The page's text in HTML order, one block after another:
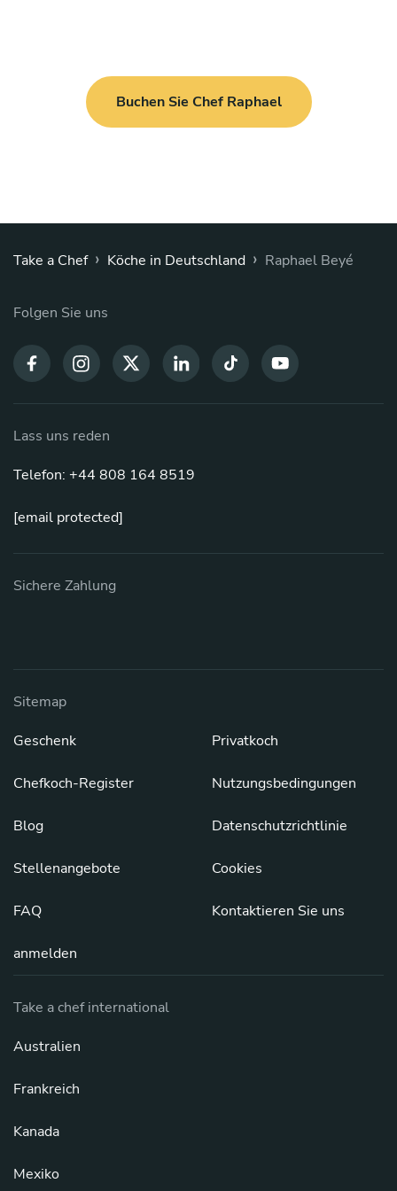
Buchen Sie Chef Raphael
Take a Chef › Köche in Deutschland › Raphael Beyé
Folgen Sie uns
Lass uns reden
Telefon: +44 808 164 8519
[email protected]
Sichere Zahlung
Sitemap
Geschenk
Chefkoch-Register
Blog
Stellenangebote
FAQ
anmelden
Privatkoch
Nutzungsbedingungen
Datenschutzrichtlinie
Cookies
Kontaktieren Sie uns
Take a chef international
Australien
Frankreich
Kanada
Mexiko